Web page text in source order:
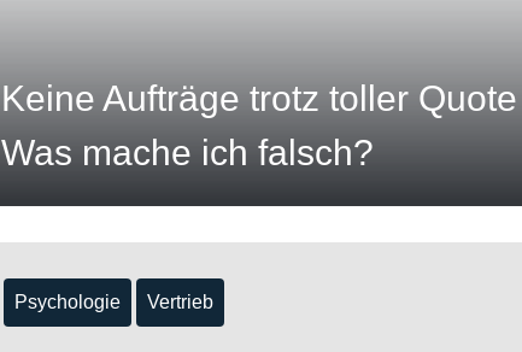
Keine Aufträge trotz toller
Was mache ich falsch?
Psychologie Vertrieb